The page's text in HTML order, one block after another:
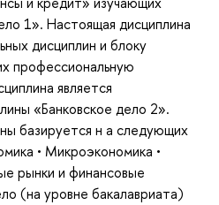
1». Настоящая дисциплина
дисциплин и блоку
профессиональную
является
«Банковское дело 2».
базируется н а следующих
• Микроэкономика •
рынки и финансовые
(на уровне бакалавриата)